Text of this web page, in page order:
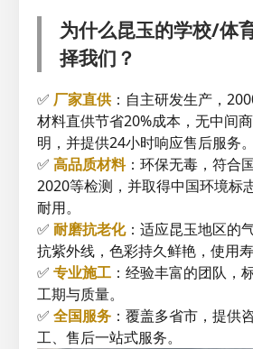
为什么昆玉的学校/体
择我们？
✅ 厂家直供：自主研发生产，
材料直供节省20%成本，无中间
明，并提供24小时响应售后服务。
✅ 高品质材料：环保无毒，符合
2020等检测，并取得中国环境标
耐用。
✅ 耐磨抗老化：适应昆玉地区的
抗紫外线，色彩持久鲜艳，使用寿
✅ 专业施工 ：经验丰富的团队，
工期与质量。
✅ 全国服务 ：覆盖多省市，提供
工、售后一站式服务。